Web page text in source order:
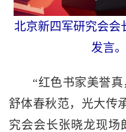
北京新四军研究会会
发言
“红色书家美誉
舒体春秋范，光大传
究会会长张晓龙现场